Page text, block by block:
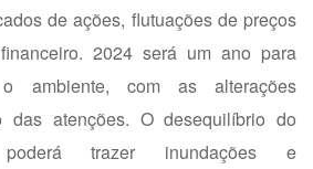
de ações, flutuações de preços
2024 será um ano para
ambiente, com as alterações
das atenções. O desequilíbrio do
trazer inundações e